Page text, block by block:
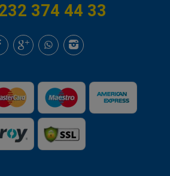
374 44 33